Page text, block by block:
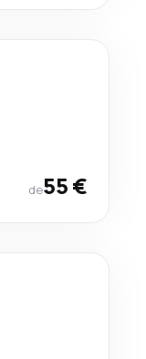
de55 €